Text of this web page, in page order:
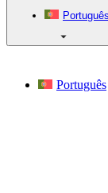
Português
Português